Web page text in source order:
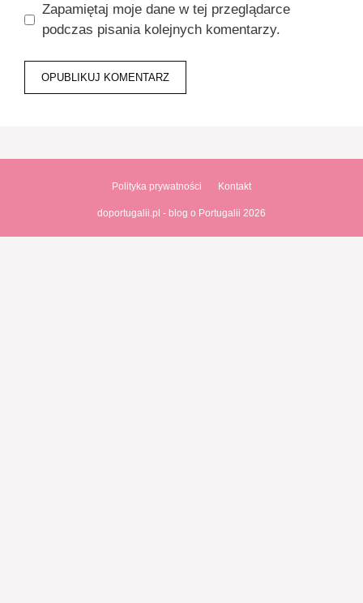
Zapamiętaj moje dane w tej przeglądarce
podczas pisania kolejnych komentarzy.
Polityka prywatności Kontakt
doportugalii.pl - blog o Portugalii 2026